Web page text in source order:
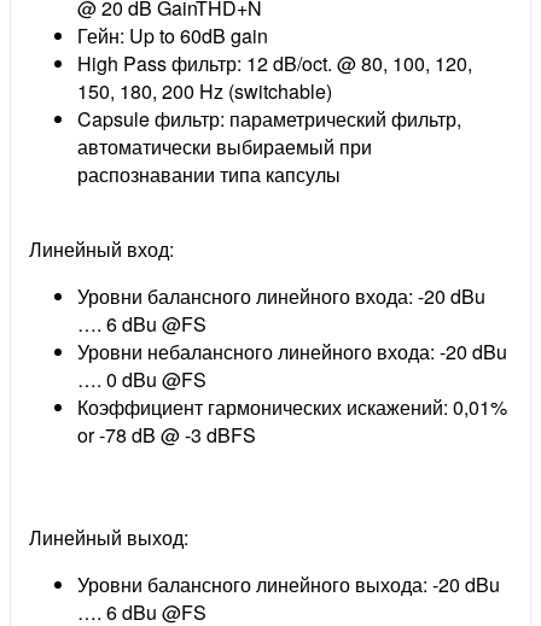
@ 20 dB GainTHD+N
Гейн: Up to 60dB gain
High Pass фильтр: 12 dB/oct. @ 80, 100, 120,
150, 180, 200 Hz (switchable)
Capsule фильтр: параметрический фильтр,
автоматически выбираемый при
распознавании типа капсулы
Линейный вход:
Уровни балансного линейного входа: -20 dBu
…. 6 dBu @FS
Уровни небалансного линейного входа: -20 dBu
…. 0 dBu @FS
Коэффициент гармонических искажений: 0,01%
or -78 dB @ -3 dBFS
Линейный выход:
Уровни балансного линейного выхода: -20 dBu
…. 6 dBu @FS